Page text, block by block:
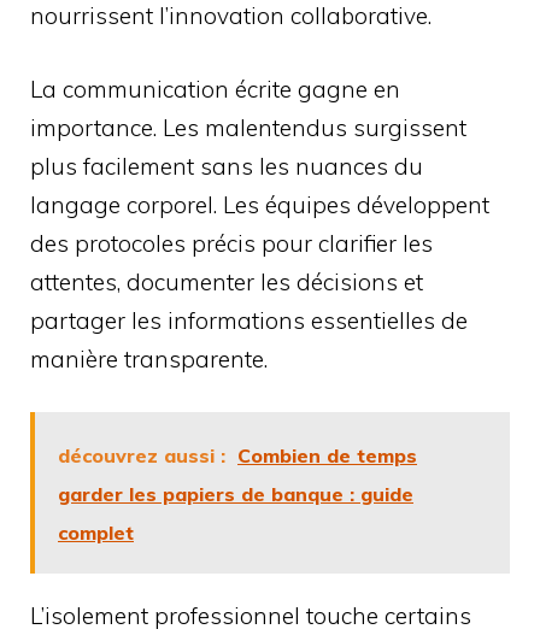
nourrissent l’innovation collaborative.
La communication écrite gagne en
importance. Les malentendus surgissent
plus facilement sans les nuances du
langage corporel. Les équipes développent
des protocoles précis pour clarifier les
attentes, documenter les décisions et
partager les informations essentielles de
manière transparente.
découvrez aussi : Combien de temps
garder les papiers de banque : guide
complet
L’isolement professionnel touche certains